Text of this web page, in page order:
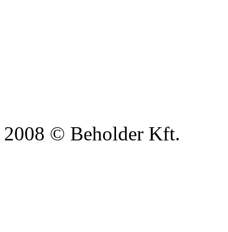
2008 © Beholder Kft.